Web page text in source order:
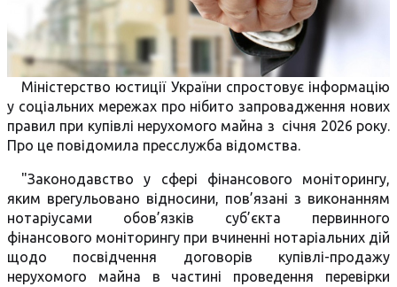
Міністерство юстиції України спростовує інформацію
у соціальних мережах про нібито запровадження нових
правил при купівлі нерухомого майна з січня 2026 року.
Про це повідомила пресслужба відомства.
"Законодавство у сфері фінансового моніторингу,
яким врегульовано відносини, пов’язані з виконанням
нотаріусами обов’язків суб’єкта первинного
фінансового моніторингу при вчиненні нотаріальних дій
щодо посвідчення договорів купівлі-продажу
нерухомого майна в частині проведення перевірки